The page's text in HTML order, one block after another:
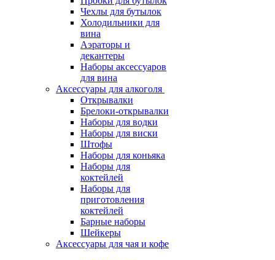
Чехлы для бутылок
Холодильники для
вина
Аэраторы и
декантеры
Наборы аксессуаров
для вина
Аксессуары для алкоголя
Открывалки
Брелоки-открывалки
Наборы для водки
Наборы для виски
Штофы
Наборы для коньяка
Наборы для
коктейлей
Наборы для
приготовления
коктейлей
Барные наборы
Шейкеры
Аксессуары для чая и кофе